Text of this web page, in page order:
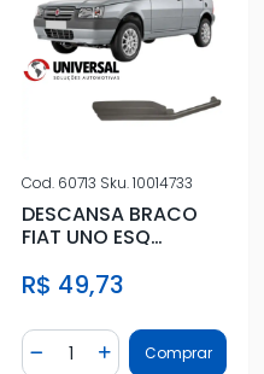
Cod. 60713 Sku.10014733
DESCANSA BRACO
FIAT UNO ESQ
ELETRICO
R$ 49,73
Diminuir Quantidade
Quantidade
AdicionarComprar